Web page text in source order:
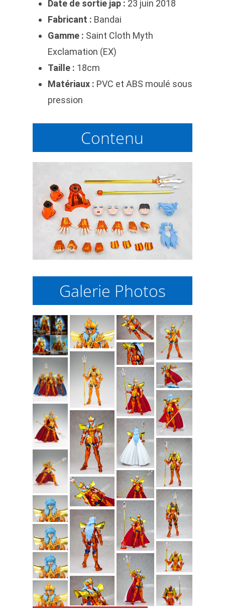
Date de sortie jap : 23 juin 2018
Fabricant : Bandai
Gamme : Saint Cloth Myth
Exclamation (EX)
Taille : 18cm
Matériaux : PVC et ABS moulé sous
pression
Contenu
Galerie Photos